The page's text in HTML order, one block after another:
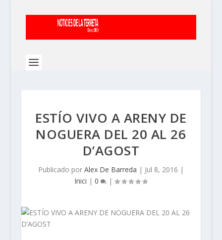
ESTÍO VIVO A ARENY DE
NOGUERA DEL 20 AL 26
D’AGOST
Publicado por Alex De Barreda | Jul 8, 2016 |
Inici |0 |